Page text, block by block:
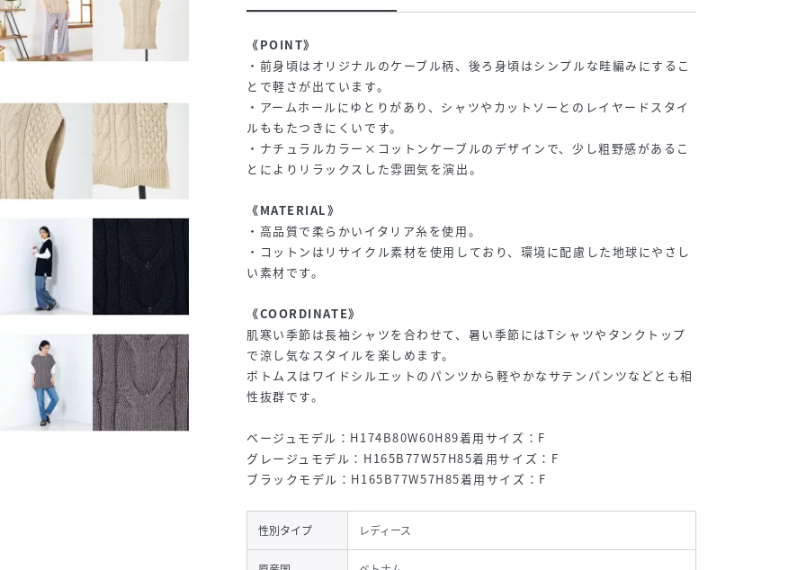
《POINT》
・前身頃はオリジナルのケーブル柄、後ろ身頃はシンプルな畦編みにするこ
とで軽さが出ています。
・アームホールにゆとりがあり、シャツやカットソーとのレイヤードスタイ
ルももたつきにくいです。
・ナチュラルカラー×コットンケーブルのデザインで、少し粗野感があるこ
とによりリラックスした雰囲気を演出。
《MATERIAL》
・高品質で柔らかいイタリア糸を使用。
・コットンはリサイクル素材を使用しており、環境に配慮した地球にやさし
い素材です。
《COORDINATE》
肌寒い季節は長袖シャツを合わせて、暑い季節にはTシャツやタンクトップ
で涼し気なスタイルを楽しめます。
ボトムスはワイドシルエットのパンツから軽やかなサテンパンツなどとも相
性抜群です。
ベージュモデル：H174B80W60H89着用サイズ：F
グレージュモデル：H165B77W57H85着用サイズ：F
ブラックモデル：H165B77W57H85着用サイズ：F
性別タイプ レディース